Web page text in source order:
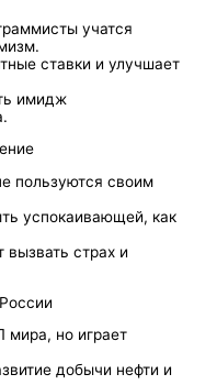
учатся
ставки и улучшает
имидж
пользуются своим
успокаивающей, как
вызвать страх и
мира, но играет
добычи нефти и